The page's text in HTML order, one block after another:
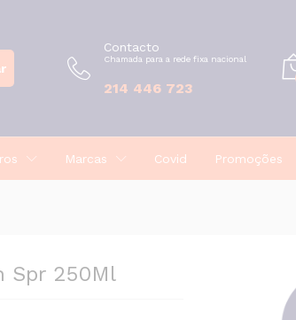
Contacto
Chamada para a rede fixa nacional
214 446 723
Marcas Covid Promoções
Spr 250Ml